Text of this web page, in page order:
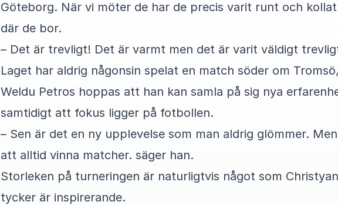
Göteborg. När vi möter de har de precis varit runt och
där de bor.
– Det är trevligt! Det är varmt men det är varit väldigt
Laget har aldrig någonsin spelat en match söder om
Weldu Petros hoppas att han kan samla på sig nya
samtidigt att fokus ligger på fotbollen.
– Sen är det en ny upplevelse som man aldrig glömmer.
att alltid vinna matcher. säger han.
Storleken på turneringen är naturligtvis något som
tycker är inspirerande.